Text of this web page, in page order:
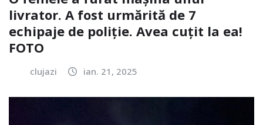
livrator. A fost urmărită de 7
echipaje de poliție. Avea cuțit la ea!
FOTO
clujazi ian. 21, 2025